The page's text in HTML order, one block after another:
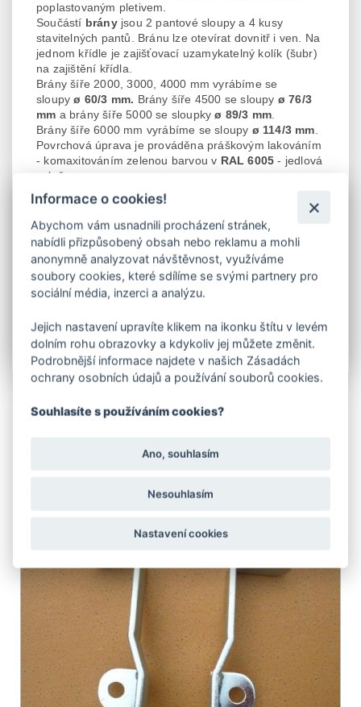
poplastovaným pletivem.
Součástí brányjsou 2 pantové sloupy a 4 kusy
stavitelných pantů. Bránu lze otevírat dovnitř i ven. Na
jednom křídle je zajišťovací uzamykatelný kolík (šubr)
na zajištění křídla.
Brány šíře 2000, 3000, 4000 mm vyrábíme se
sloupyø 60/3 mm. Brány šíře 4500 se sloupy ø 76/3
mm a brány šíře 5000 se sloupkyø 89/3 mm.
Brány šíře 6000 mm vyrábíme se sloupy ø 114/3 mm.
Povrchová úprava je prováděna práškovým lakováním
- komaxitováním zelenou barvou v RAL 6005 - jedlová
zeleň.
Vlastní rozměr šíře křídla
rozměrubrány.
V záložce související zboží naleznete přídavné
zavírání - klapačku.
Brány rovněž vyrábíme v atypických rozměrech,
povrchových úpravách, s různými výplety pletiv a také
jako sestavy společné s jednokřídlými brankami.
fólii a obalech nevystavovali dešti, může dojít k
poškození nátěrového systému!!
SOUVISEJÍCÍ PRODUKTY
Informace o cookies!
Abychom vám usnadnili procházení stránek,
nabídli přizpůsobený obsah nebo reklamu a mohli
anonymně analyzovat návštěvnost, využíváme
soubory cookies, které sdílíme se svými partnery pro
sociální média, inzerci a analýzu.
Jejich nastavení upravíte klikem na ikonku štítu v levém
dolním rohu obrazovky a kdykoliv jej můžete změnit.
Podrobnější informace najdete v našich Zásadách
ochrany osobních údajů a používání souborů cookies.
Souhlasíte s používáním cookies?
Ano, souhlasím
Nesouhlasím
Nastavení cookies